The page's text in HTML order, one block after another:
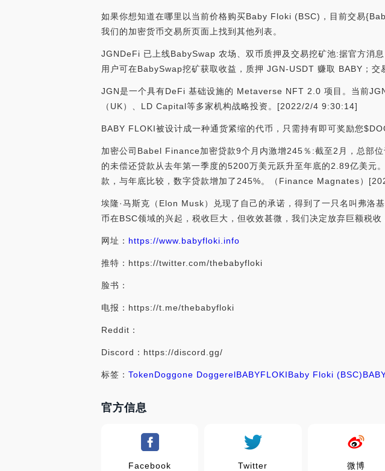
如果你想知道在哪里以当前价格购买Baby Floki (BSC)，目前交易
我们的加密货币交易所页面上找到其他列表。
JGNDeFi 已上线BabySwap 农场、双币质押及交易挖矿池:据官方消
用户可在BabySwap挖矿获取收益，质押 JGN-USDT 赚取 BABY；
JGN是一个具有DeFi 基础设施的 Metaverse NFT 2.0 项目。当前
（UK）、LD Capital等多家机构战略投资。[2022/2/4 9:30:14]
BABY FLOKI被设计成一种通货紧缩的代币，只需持有即可奖励您
加密公司Babel Finance加密贷款9个月内激增245％:截至2月，总部
的未偿还贷款从去年第一季度的5200万美元跃升至年底的2.89亿美元
款，与年底比较，数字贷款增加了245%。（Finance Magnates）
埃隆·马斯克（Elon Musk）兑现了自己的承诺，得到了一只名叫弗洛
币在BSC领域的兴起，税收巨大，但收效甚微，我们决定放弃巨额税
网址： https://www.babyfloki.info
推特：https://twitter.com/thebabyfloki
脸书：
电报：https://t.me/thebabyfloki
Reddit：
Discord：https://discord.gg/
标签： TokenDoggone DoggerelBABYFLOKIBaby Floki (BSC)
官方信息
Facebook Twitter 微博